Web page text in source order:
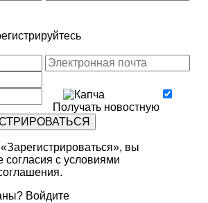
Получать новостную
вы
согласия с условиями
.
Войдите